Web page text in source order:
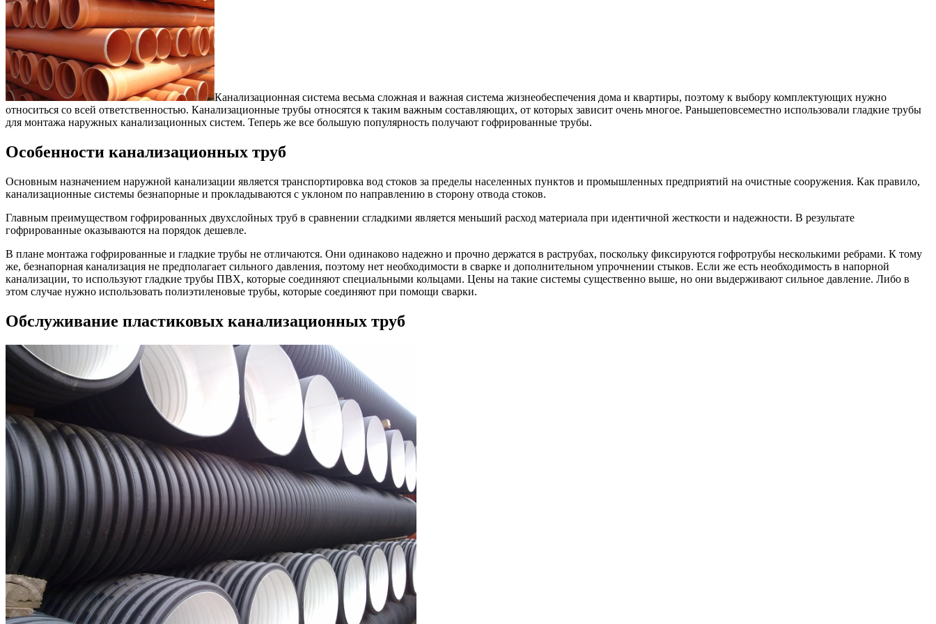
Канализационная система весьма сложная и важная система жизнеобеспечения дома и квартиры, поэтому к выбору комплектующих нужно
относиться со всей ответственностью. Канализационные трубы относятся к таким важным составляющих, от которых зависит очень многое. Раньшеповсеместно использовали гладкие трубы
для монтажа наружных канализационных систем. Теперь же все большую популярность получают гофрированные трубы.
Особенности канализационных труб
Основным назначением наружной канализации является транспортировка вод стоков за пределы населенных пунктов и промышленных предприятий на очистные сооружения. Как правило,
канализационные системы безнапорные и прокладываются с уклоном по направлению в сторону отвода стоков.
Главным преимуществом гофрированных двухслойных труб в сравнении сгладкими является меньший расход материала при идентичной жесткости и надежности. В результате
гофрированные оказываются на порядок дешевле.
В плане монтажа гофрированные и гладкие трубы не отличаются. Они одинаково надежно и прочно держатся в раструбах, поскольку фиксируются гофротрубы несколькими ребрами. К тому
же, безнапорная канализация не предполагает сильного давления, поэтому нет необходимости в сварке и дополнительном упрочнении стыков. Если же есть необходимость в напорной
канализации, то используют гладкие трубы ПВХ, которые соединяют специальными кольцами. Цены на такие системы существенно выше, но они выдерживают сильное давление. Либо в
этом случае нужно использовать полиэтиленовые трубы, которые соединяют при помощи сварки.
Обслуживание пластиковых канализационных труб